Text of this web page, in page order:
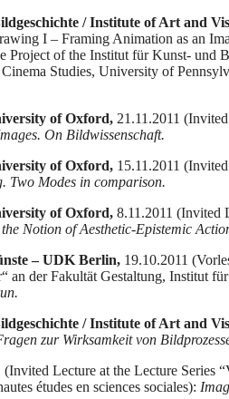
/ Institute of Art and
I – Framing Animation as an
Project of the Institut für Kunst- und
Studies, University of
of Oxford, 21.11.2011
On Bildwissenschaft.
of Oxford, 15.11.2011
Two Modes in comparison.
of Oxford, 8.11.2011 (Invited
Notion of Aesthetic-Epistemic
– UDK Berlin, 19.10.2011
an der Fakultät Gestaltung, Institut
/ Institute of Art and
zur Wirksamkeit von
(Invited Lecture at the Lecture Series
études en sciences sociales):